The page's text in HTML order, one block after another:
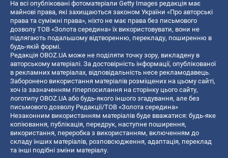
На всі опубліковані фотоматеріали Getty Images редакція має
майнові права, які захищаються законом України «Про авторські
права та суміжні права», ніхто не має права без письмового
дозволу ТОВ «Золота середина» їх використовувати, вони не
підлягають подальшому відтворенню, перекладу, поширенню в
будь-якій формі.
Редакція OBOZ.UA може не поділяти точку зору, викладену в
авторському матеріалі. За достовірність інформації, опублікованої
в рекламних матеріалах, відповідальність несе рекламодавець.
Заборонено використання матеріалів розміщених на цьому сайті,
хоч із зазначенням гіперпосилання на сторінку цього сайту,
логотипу OBOZ.UA або будь-якого іншого згадування, але без
письмового дозволу Редакції/ТОВ «Золота середина»
Незаконним використанням матеріалів буде вважатися: будь-яке
копiювання, публiкацiя, передрук, наступне поширення,
використання, переробка з використанням, включенням до
складу інших матеріалів, розповсюдження, адаптація, переклад
та інші подібні зміни матеріалу.